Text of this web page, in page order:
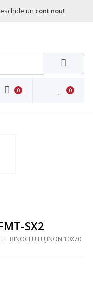
un cont nou!
0 0
SX2
BINOCLU FUJINON 10X70